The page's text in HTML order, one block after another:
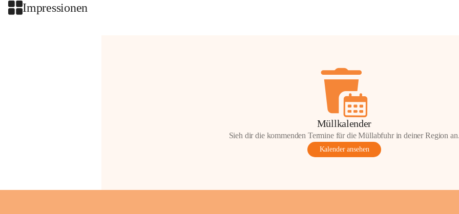
Impressionen
Müllkalender
Sieh dir die kommenden Termine für die Müllabfuhr in deiner Region
Kalender ansehen